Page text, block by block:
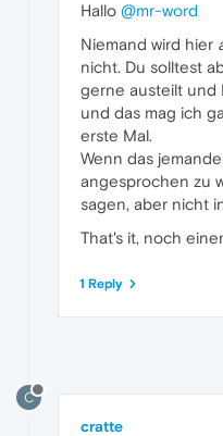
Hallo @mr-word
Niemand wird hier
nicht. Du solltest
gerne austeilt und
und das mag ich
erste Mal.
Wenn das
angesprochen zu
sagen, aber nicht
That's it, noch
1 Reply
C
cratte